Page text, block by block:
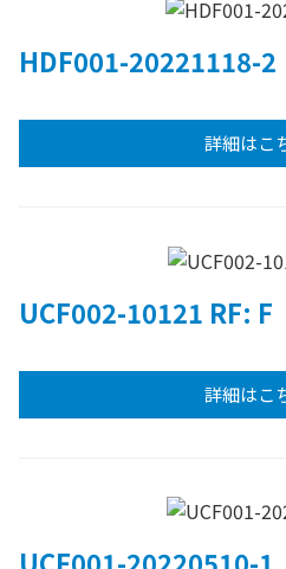
HDF001-20221118-2
詳細はこ
UCF002-10121 RF: F
詳細はこ